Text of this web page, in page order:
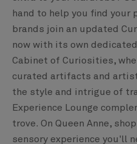
hand to help you find your
brands join an updated
now with its own
Cabinet of Curiosities,
curated artifacts and
the style and intrigue of
Experience Lounge
trove. On Queen Anne,
sensory experience you'll